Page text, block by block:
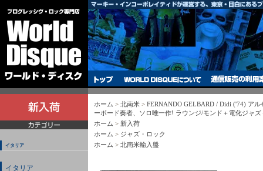
イタリア
イタリア
ホーム > 北南米 > FERNANDO GELBARD / Didi ('74) ア
ーボード奏者、ソロ唯一作! ラウンジ/モンド＋電化ジャ
ホーム > 新入荷
ホーム > ジャズ・ロック
ホーム > 北南米輸入盤